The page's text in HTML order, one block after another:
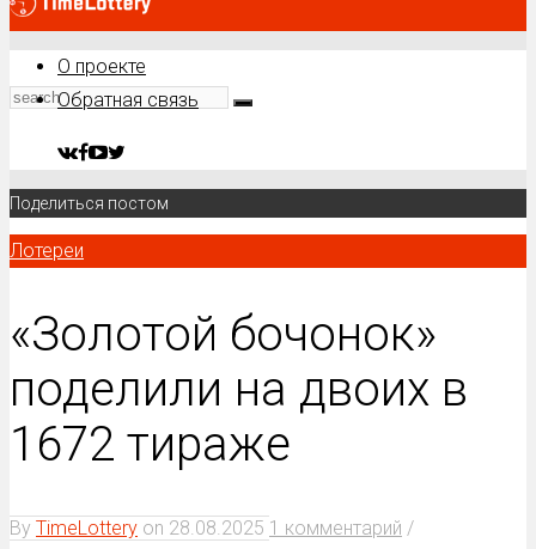
О проекте
Обратная связь
Поделиться постом
Лотереи
«Золотой бочонок»
поделили на двоих в
1672 тираже
By TimeLottery on 28.08.2025 1 комментарий /